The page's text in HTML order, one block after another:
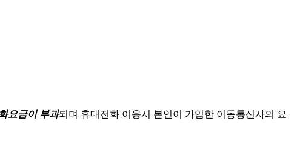
요금이 부과되며 휴대전화 이용시 본인이 가입한 이동통신사의 요